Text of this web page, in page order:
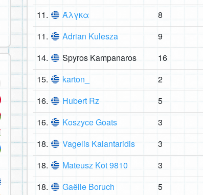
11. Άλγκα 8
11. Adrian Kulesza 9
14. Spyros Kampanaros 16
15. karton_ 2
16. Hubert Rz 5
16. Koszyce Goats 3
18. Vagelis Kalantaridis 3
18. Mateusz Kot 9810 3
18. Gaëlle Boruch 5